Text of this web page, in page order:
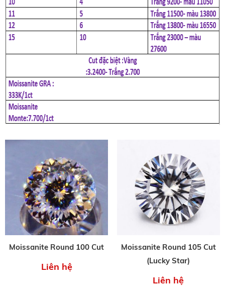
Moissanite Round 100 Cut
Liên hệ
Moissanite Round 105 Cut
(Lucky Star)
Liên hệ